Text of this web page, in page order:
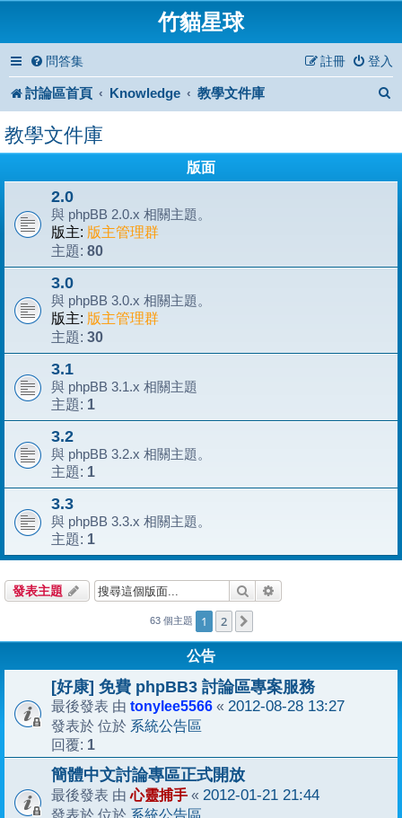
竹貓星球
問答集 登入
註冊
討論區首頁 Knowledge 教學文件庫
教學文件庫
版面
2.0
與 phpBB 2.0.x 相關主題。
版主: 版主管理群
主題: 80
3.0
與 phpBB 3.0.x 相關主題。
版主: 版主管理群
主題: 30
3.1
與 phpBB 3.1.x 相關主題
主題: 1
3.2
與 phpBB 3.2.x 相關主題。
主題: 1
3.3
與 phpBB 3.3.x 相關主題。
主題: 1
發表主題 搜尋
63 個主題 1 2
公告
[好康] 免費 phpBB3 討論區專案服務
最後發表 由 tonylee5566 « 2012-08-28 13:27
發表於 位於 系統公告區
回覆: 1
簡體中文討論專區正式開放
最後發表 由心靈捕手 « 2012-01-21 21:44
系統公告區